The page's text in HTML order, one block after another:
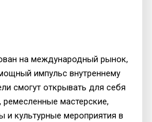
на международный рынок,
импульс внутреннему
смогут открывать для себя
мастерские,
и культурные мероприятия в